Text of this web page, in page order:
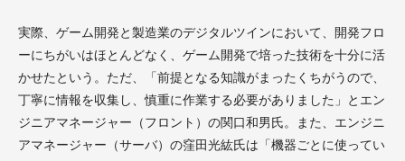
実際、ゲーム開発と製造業のデジタルツインにおいて、開発フロ
ーにちがいはほとんどなく、ゲーム開発で培った技術を十分に活
かせたという。ただ、「前提となる知識がまったくちがうので、
丁寧に情報を収集し、慎重に作業する必要がありました」とエン
ジニアマネージャー（フロント）の関口和男氏。また、エンジニ
アマネージャー（サーバ）の窪田光紘氏は「機器ごとに使ってい